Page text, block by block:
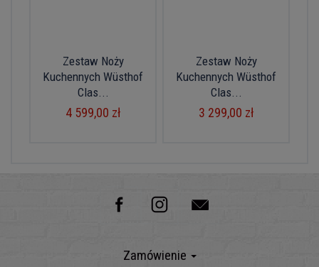
Zestaw Noży
Kuchennych Wüsthof
Clas...
4 599,00 zł
Zestaw Noży
Kuchennych Wüsthof
Clas...
3 299,00 zł
Zamówienie